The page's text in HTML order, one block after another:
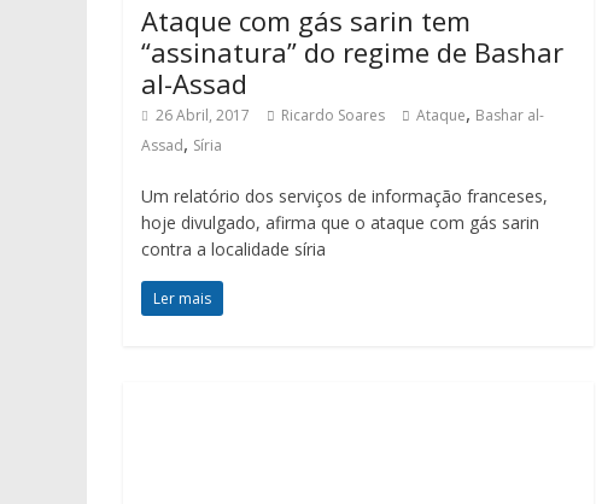
Ataque com gás sarin tem
“assinatura” do regime de Bashar
al-Assad
26 Abril, 2017 Ricardo Soares Ataque, Bashar al-
Assad, Síria
Um relatório dos serviços de informação franceses,
hoje divulgado, afirma que o ataque com gás sarin
contra a localidade síria
Ler mais